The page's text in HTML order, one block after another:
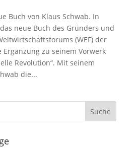
Buch von Klaus Schwab. In
neue Buch des Gründers und
(WEF) der
zu seinem Vorwerk
Revolution“. Mit seinem
die...